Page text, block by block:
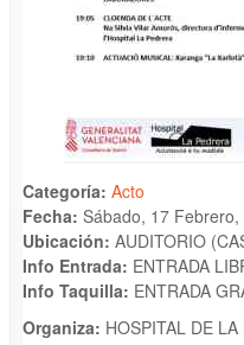
Categoría: Acto
Fecha: Sábado, 17 Febrero,
Ubicación: AUDITORIO
Info Entrada: ENTRADA
Info Taquilla: ENTRADA
Organiza: HOSPITAL DE